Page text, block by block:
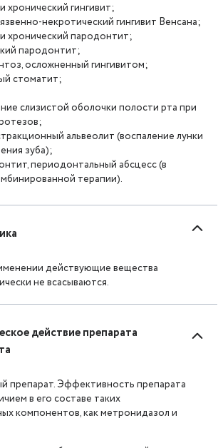
хронический гингивит;
некротический гингивит Венсана;
хронический пародонтит;
пародонтит;
осложненный гингивитом;
стоматит;
слизистой оболочки полости рта при
альвеолит (воспаление лунки
зуба);
периодонтальный абсцесс (в
терапии).
действующие вещества
не всасываются.
действие препарата
препарат. Эффективность препарата
в его составе таких
компонентов, как метронидазол и